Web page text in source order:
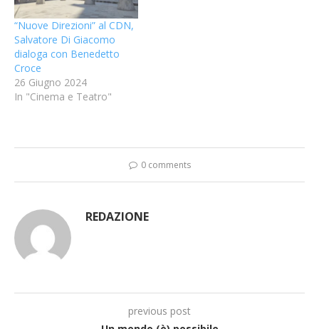
“Nuove Direzioni” al CDN,
Salvatore Di Giacomo
dialoga con Benedetto
Croce
26 Giugno 2024
In "Cinema e Teatro"
0 comments
REDAZIONE
previous post